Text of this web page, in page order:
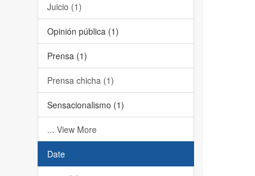
Juicio (1)
Opinión pública (1)
Prensa (1)
Prensa chicha (1)
Sensacionalismo (1)
... View More
Date